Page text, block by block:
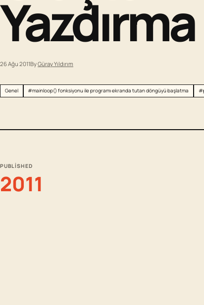
Yazdırma
26 Ağu 2011ByGüray Yıldırım
Genel #mainloop() fonksiyonu ile programı ekranda tutan döngüyü başlatma
PUBLISHED
2011